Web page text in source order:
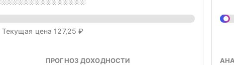
Текущая цена 127,25 ₽
ПРОГНОЗ ДОХОДНОСТИ